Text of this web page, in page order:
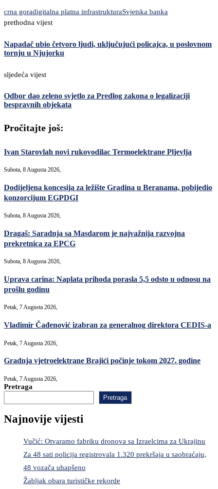
crna goradigitalna platna infrastrukturaSvjetska banka
prethodna vijest
Napadač ubio četvoro ljudi, uključujući policajca, u poslovnom
tornju u Njujorku
sljedeća vijest
Odbor dao zeleno svjetlo za Predlog zakona o legalizaciji
bespravnih objekata
Pročitajte još:
Ivan Starovlah novi rukovodilac Termoelektrane Pljevlja
Subota, 8 Augusta 2026,
Dodijeljena koncesija za ležište Gradina u Beranama, pobijedio
konzorcijum EGPDGI
Subota, 8 Augusta 2026,
Dragaš: Saradnja sa Masdarom je najvažnija razvojna
prekretnica za EPCG
Subota, 8 Augusta 2026,
Uprava carina: Naplata prihoda porasla 5,5 odsto u odnosu na
prošlu godinu
Petak, 7 Augusta 2026,
Vladimir Čađenović izabran za generalnog direktora CEDIS-a
Petak, 7 Augusta 2026,
Gradnja vjetroelektrane Brajići počinje tokom 2027. godine
Petak, 7 Augusta 2026,
Pretraga
Pretraga
Najnovije vijesti
Vučić: Otvaramo fabriku dronova sa Izraelcima za Ukrajinu
Za 48 sati policija registrovala 1.320 prekršaja u saobraćaju,
48 vozača uhapšeno
Žabljak obara turističke rekorde